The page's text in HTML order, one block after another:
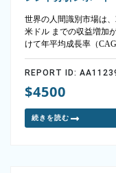
世界の人間識別市場は
米ドル までの収益増加
けて年平均成長率（
REPORT ID:
$4500
続きを読む